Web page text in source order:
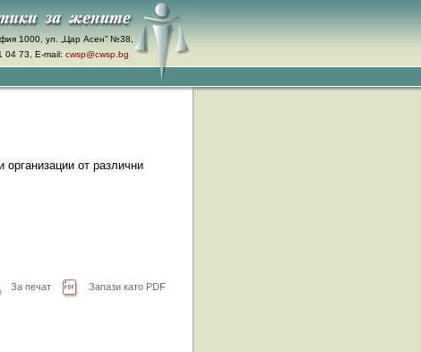
1000, ул. „Цар Асен” №38,
04 73, E-mail: cwsp@cwsp.bg
от различни
За печат Запази като PDF